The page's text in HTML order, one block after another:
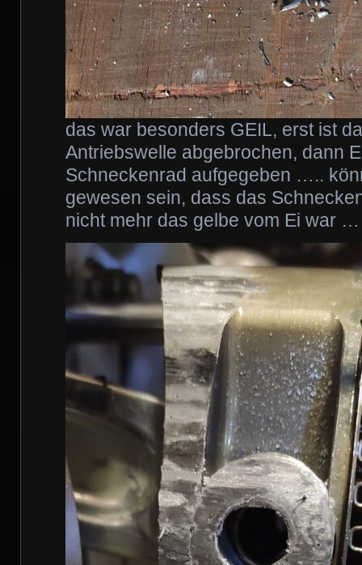
das war besonders GEIL, erst ist
Antriebswelle abgebrochen, dann
Schneckenrad aufgegeben …..
gewesen sein, dass das
nicht mehr das gelbe vom Ei war